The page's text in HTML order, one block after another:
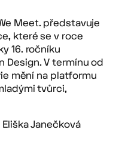
Meet. představuje
které se v roce
16. ročníku
Design. V termínu od
mění na platformu
tvůrci,
Janečková